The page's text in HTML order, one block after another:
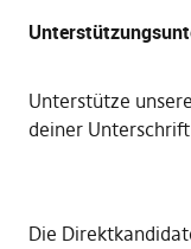
Unterstütze
deiner Unterschrift
Die